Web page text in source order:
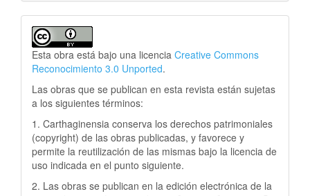
Esta obra está bajo una licencia Creative Commons
Reconocimiento 3.0 Unported.
Las obras que se publican en esta revista están sujetas
a los siguientes términos:
1. Carthaginensia conserva los derechos patrimoniales
(copyright) de las obras publicadas, y favorece y
permite la reutilización de las mismas bajo la licencia de
uso indicada en el punto siguiente.
2. Las obras se publican en la edición electrónica de la